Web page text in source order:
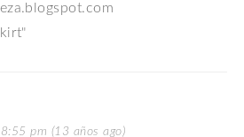
pm (13 años ago)